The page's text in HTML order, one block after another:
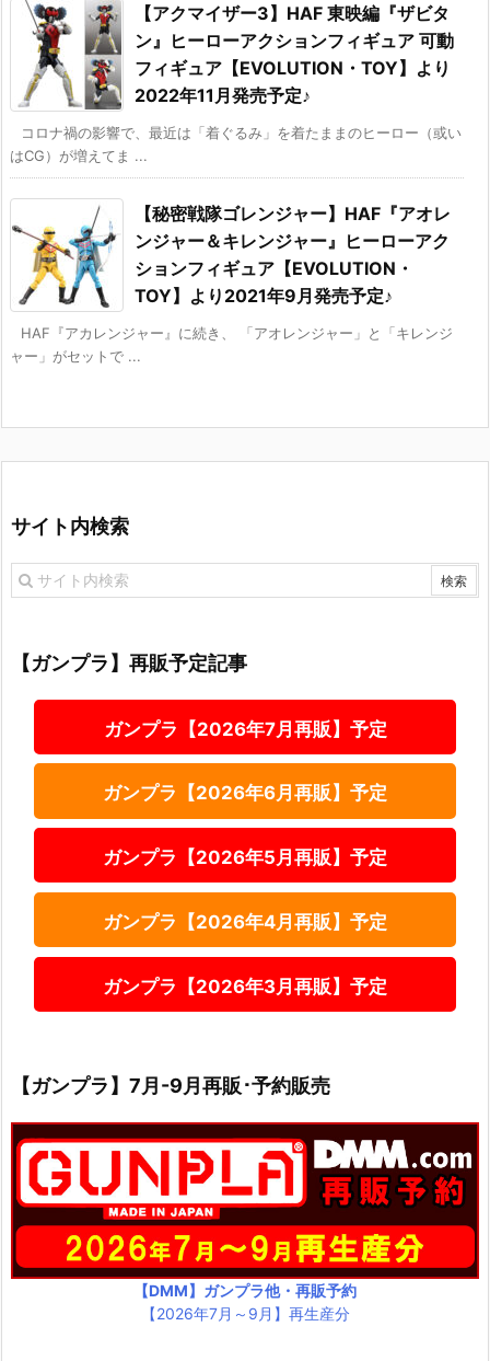
【アクマイザー3】HAF 東映編『ザビタ
ン』ヒーローアクションフィギュア 可動
フィギュア【EVOLUTION・TOY】より
2022年11月発売予定♪
コロナ禍の影響で、最近は「着ぐるみ」を着たままのヒーロー（或い
はCG）が増えてま ...
【秘密戦隊ゴレンジャー】HAF『アオレ
ンジャー＆キレンジャー』ヒーローアク
ションフィギュア【EVOLUTION・
TOY】より2021年9月発売予定♪
HAF『アカレンジャー』に続き、 「アオレンジャー」と「キレンジ
ャー」がセットで ...
サイト内検索
【ガンプラ】再販予定記事
ガンプラ【2026年7月再販】予定
ガンプラ【2026年6月再販】予定
ガンプラ【2026年5月再販】予定
ガンプラ【2026年4月再販】予定
ガンプラ【2026年3月再販】予定
【ガンプラ】7月-9月再販･予約販売
【DMM】ガンプラ他・再販予約
【2026年7月～9月】再生産分